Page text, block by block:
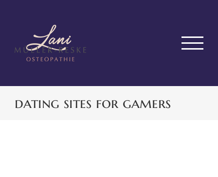
springen
dating sites for gamers